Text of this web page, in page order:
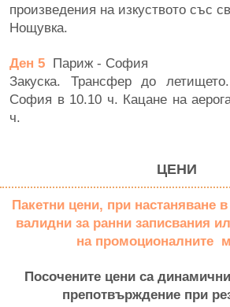
произведения на изкуството със
Нощувка.
Ден 5 Париж - София
Закуска. Трансфер до
София в 10.10 ч. Кацане на
ч.
ЦЕНИ
Пакетни цени, при настаняване
валидни за ранни записвания
на промоционалните
Посочените цени са
препотвърждение при